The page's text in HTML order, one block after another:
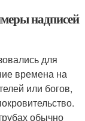
надписей
для
времена на
или богов,
обычно